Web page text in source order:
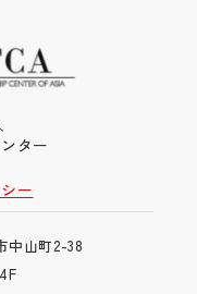
ター
ー
山町2-38